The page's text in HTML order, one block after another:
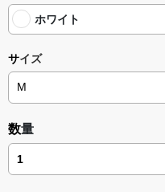
ホワイト
サイズ
数量